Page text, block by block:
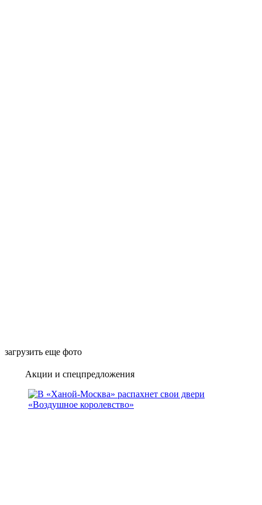
загрузить еще фото
Акции и спецпредложения